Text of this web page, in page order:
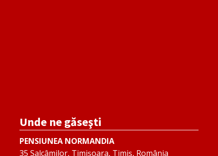
Unde ne găseşti
PENSIUNEA NORMANDIA
35 Salcâmilor, Timișoara, Timiș, România